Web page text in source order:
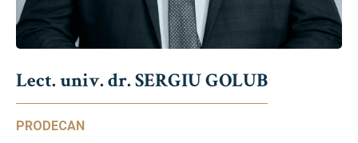
Lect. univ. dr. SERGIU GOLUB
PRODECAN